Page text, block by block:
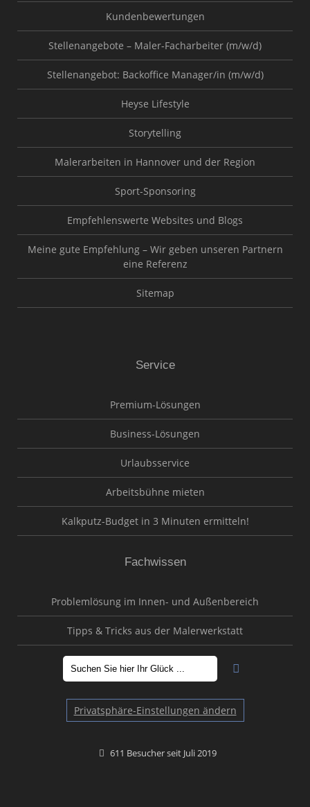
Kundenbewertungen
Stellenangebote – Maler-Facharbeiter (m/w/d)
Stellenangebot: Backoffice Manager/in (m/w/d)
Heyse Lifestyle
Storytelling
Malerarbeiten in Hannover und der Region
Sport-Sponsoring
Empfehlenswerte Websites und Blogs
Meine gute Empfehlung – Wir geben unseren Partnern
eine Referenz
Sitemap
Service
Premium-Lösungen
Business-Lösungen
Urlaubsservice
Arbeitsbühne mieten
Kalkputz-Budget in 3 Minuten ermitteln!
Fachwissen
Problemlösung im Innen- und Außenbereich
Tipps & Tricks aus der Malerwerkstatt
Privatsphäre-Einstellungen ändern
611 Besucher seit Juli 2019